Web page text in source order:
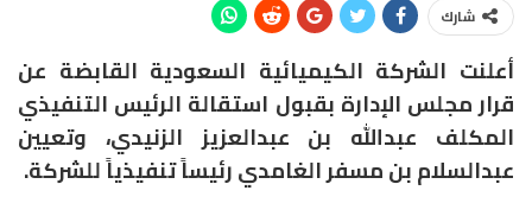
شارك
أعلنت الشركة الكيميائية السعودية القابضة عن
قرار مجلس الإدارة بقبول استقالة الرئيس التنفيذي
المكلف عبدالله بن عبدالعزيز الزنيدي، وتعيين
عبدالسلام بن مسفر الغامدي رئيساً تنفيذياً للشركة.